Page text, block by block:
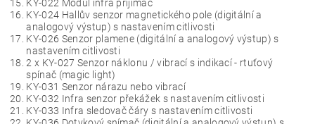
KY-022 Modul infra přijímač
KY-024 Hallův senzor magnetického pole (digitální a
analogový výstup) s nastavením citlivosti
KY-026 Senzor plamene (digitální a analogový výstup) s
nastavením citlivosti
2 x KY-027 Senzor náklonu / vibrací s indikací - rtuťový
spínač (magic light)
KY-031 Senzor nárazu nebo vibrací
KY-032 Infra senzor překážek s nastavením citlivosti
KY-033 Infra sledovač čáry s nastavením citlivosti